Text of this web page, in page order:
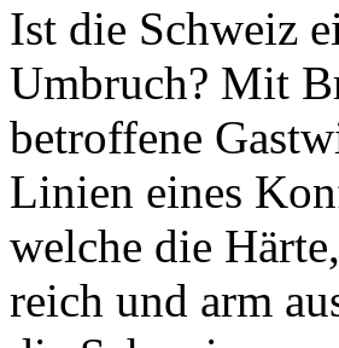
Ist die Schweiz
Umbruch? Mit
betroffene
Linien eines
welche die
reich und arm